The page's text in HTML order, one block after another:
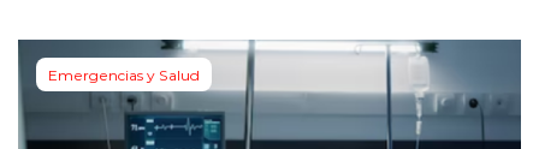
Emergencias y Salud